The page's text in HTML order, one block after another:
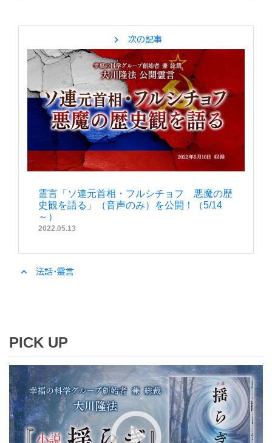
chevron_right 次の記事
霊言「ソ連元首相・フルシチョフ 悪魔の歴
史観を語る」（音声のみ）を公開！（5/14
～）
2022.05.13
expand_less 法話・霊言
PICK UP